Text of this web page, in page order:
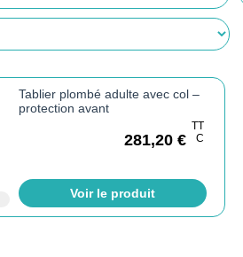
Tablier plombé adulte avec col –
protection avant
281,20 €
TT
C
Voir le produit